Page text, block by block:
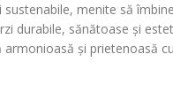
menite să
durabile, sănătoase și
și prietenoasă